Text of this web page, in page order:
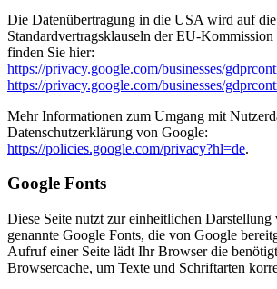
Die Datenübertragung in die USA wird auf die
Standardvertragsklauseln der EU-
finden Sie hier:
https://privacy.google.com/businesses/
https://privacy.google.com/businesses/
Mehr Informationen zum Umgang mit
Datenschutzerklärung von Google:
https://policies.google.com/privacy?hl=de.
Google Fonts
Diese Seite nutzt zur einheitlichen Darstellung
genannte Google Fonts, die von Google
Aufruf einer Seite lädt Ihr Browser die
Browsercache, um Texte und Schriftarten